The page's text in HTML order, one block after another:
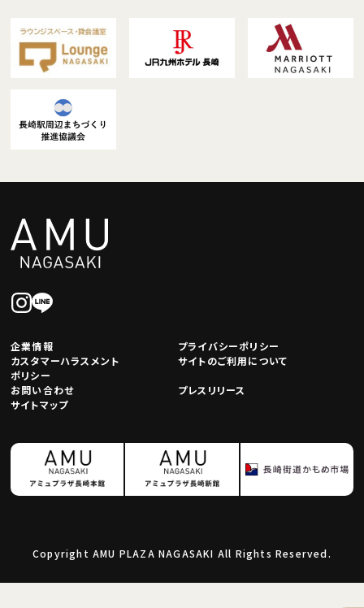
企業情報
プライバシーポリシー
カスタマーハラスメント
ポリシー
サイトのご利用について
お問い合わせ
プレスリリース
サイトマップ
Copyright AMU PLAZA NAGASAKI All Rights Reserved.